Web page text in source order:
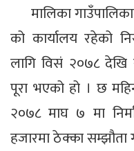
मालिका
को कार्यालय रहेको
लागि विसं २०७८
पूरा भएको हो । छ
२०७८ माघ ७ मा
हजारमा ठेक्का सम्झौता